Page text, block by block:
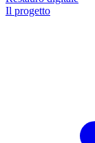
Il progetto